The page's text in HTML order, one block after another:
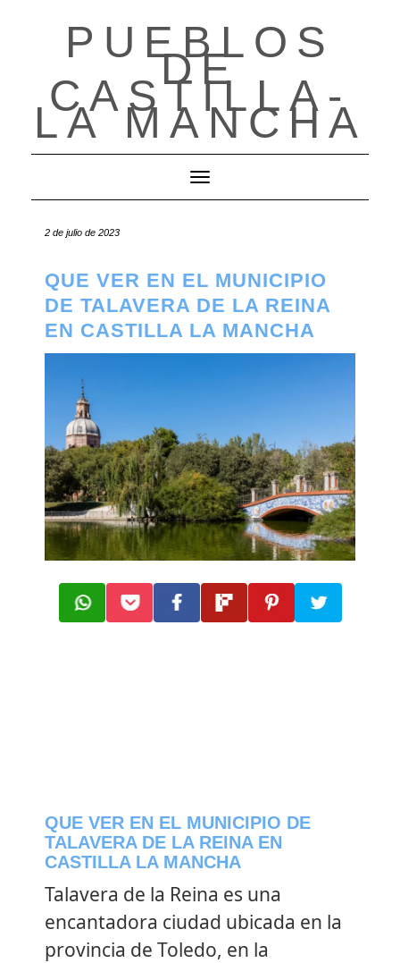
PUEBLOS
DE
CASTILLA-
LA MANCHA
Cambiar modo de navegación
2 de julio de 2023
QUE VER EN EL MUNICIPIO
DE TALAVERA DE LA REINA
EN CASTILLA LA MANCHA
QUE VER EN EL MUNICIPIO DE
TALAVERA DE LA REINA EN
CASTILLA LA MANCHA
Talavera de la Reina es una
encantadora ciudad ubicada en la
provincia de Toledo, en la